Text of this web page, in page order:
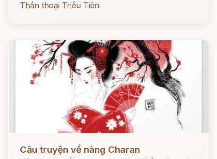
Thần thoại Triều Tiên
Câu truyện về nàng Charan